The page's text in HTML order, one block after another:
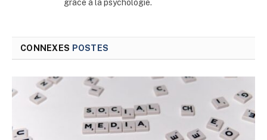
grâce à la psychologie.
CONNEXES POSTES